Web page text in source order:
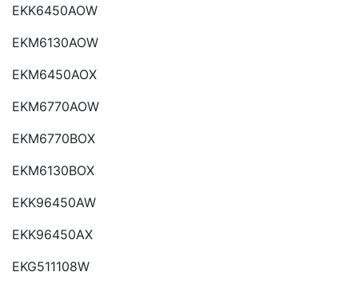
EKK6450AOW
EKM6130AOW
EKM6450AOX
EKM6770AOW
EKM6770BOX
EKM6130BOX
EKK96450AW
EKK96450AX
EKG511108W